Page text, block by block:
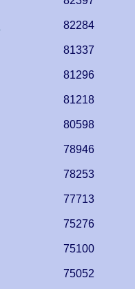
82284
81337
81296
81218
80598
78946
78253
77713
75276
75100
75052